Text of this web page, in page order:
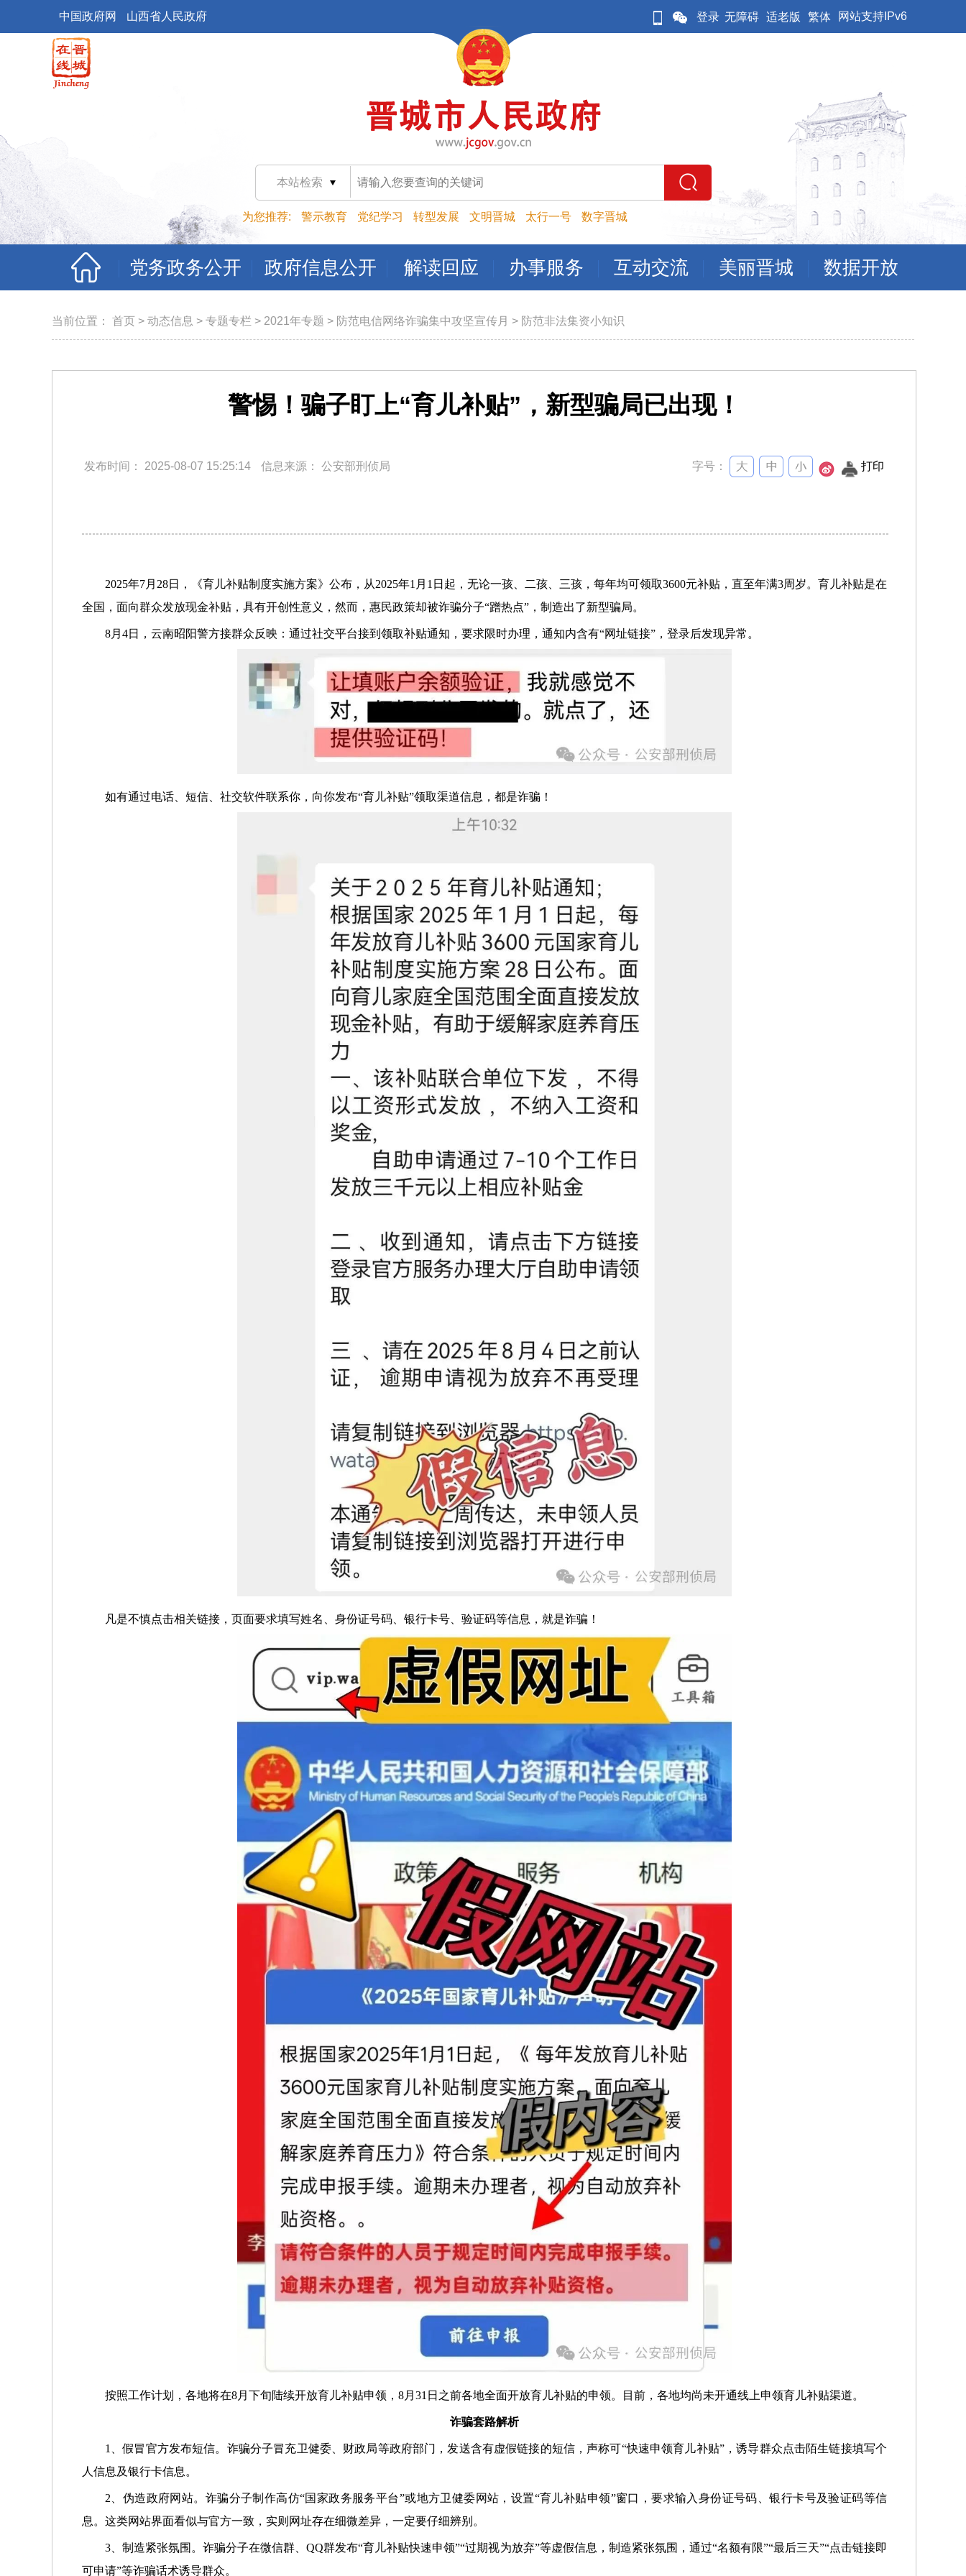
中国政府网 山西省人民政府 登录 无障碍 适老版 繁体 网站支持IPv6
本站检索
为您推荐: 警示教育 党纪学习 转型发展 文明晋城 太行一号 数字晋城
党务政务公开 政府信息公开 解读回应 办事服务 互动交流 美丽晋城 数据开放
当前位置： 首页 > 动态信息 > 专题专栏 > 2021年专题 > 防范电信网络诈骗集中攻坚宣传月 > 防范非法集资小知识
警惕！骗子盯上“育儿补贴”，新型骗局已出现！
发布时间： 2025-08-07 15:25:14 信息来源： 公安部刑侦局 字号： 打印
2025年7月28日，《育儿补贴制度实施方案》公布，从2025年1月1日起，无论一孩、二孩、三孩，每年均可领取3600元补贴，直至年满3周岁。 育儿补贴是在
全国，面向群众发放现金补贴，具有开创性意义，然而，惠民政策却被诈骗分子“蹭热点”， 制造出了新型骗局。
8月4日，云南昭阳警方接群众反映：通过社交平台接到领取补贴通知，要求限时办理，通知内含有“网址链接”，登录后发现异常。
如有通过电话、短信、社交软件联系你，向你发布“育儿补贴”领取渠道信息，都是诈骗！
凡是不慎点击相关链接，页面要求填写姓名、身份证号码、银行卡号、验证码等信息，就是诈骗！
按照工作计划，各地将在8月下旬陆续开放育儿补贴申领，8月31日之前各地全面开放育儿补贴的申领。目前，各地均尚未开通线上申领育儿补贴渠道。
诈骗套路解析
1、假冒官方发布短信。诈骗分子冒充卫健委、财政局等政府部门，发送含有虚假链接的短信，声称可“快速申领育儿补贴”，诱导群众点击陌生链接填写个
人信息及银行卡信息。
2、伪造政府网站。诈骗分子制作高仿“国家政务服务平台”或地方卫健委网站，设置“育儿补贴申领”窗口，要求输入身份证号码、银行卡号及验证码等信
息。这类网站界面看似与官方一致，实则网址存在细微差异，一定要仔细辨别。
3、制造紧张氛围。诈骗分子在微信群、QQ群发布“育儿补贴快速申领”“过期视为放弃”等虚假信息，制造紧张氛围，通过“名额有限”“最后三天”“点击链接即
可申请”等诈骗话术诱导群众。